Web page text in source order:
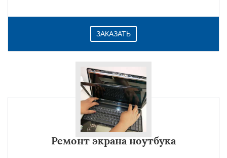
ЗАКАЗАТЬ
Ремонт экрана ноутбука